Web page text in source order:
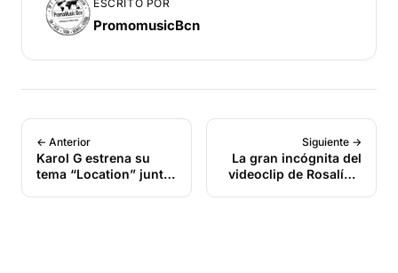
ESCRITO POR
PromomusicBcn
← Anterior
Karol G estrena su
tema “Location” junto
Siguiente →
La gran incógnita del
videoclip de Rosalía y